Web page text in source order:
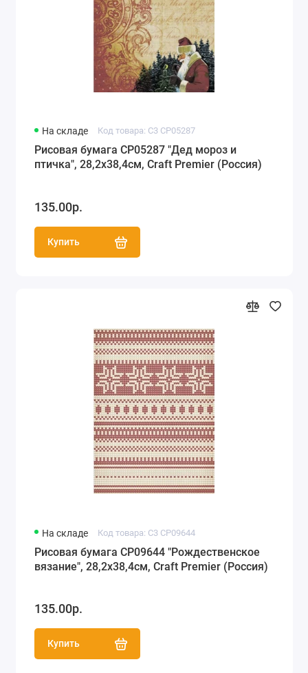
На складе Код товара: C3 CP05287
Рисовая бумага CP05287 "Дед мороз и
птичка", 28,2х38,4см, Craft Premier (Россия)
135.00р.
Купить
На складе Код товара: C3 CP09644
Рисовая бумага CP09644 "Рождественское
вязание", 28,2х38,4см, Craft Premier (Россия)
135.00р.
Купить